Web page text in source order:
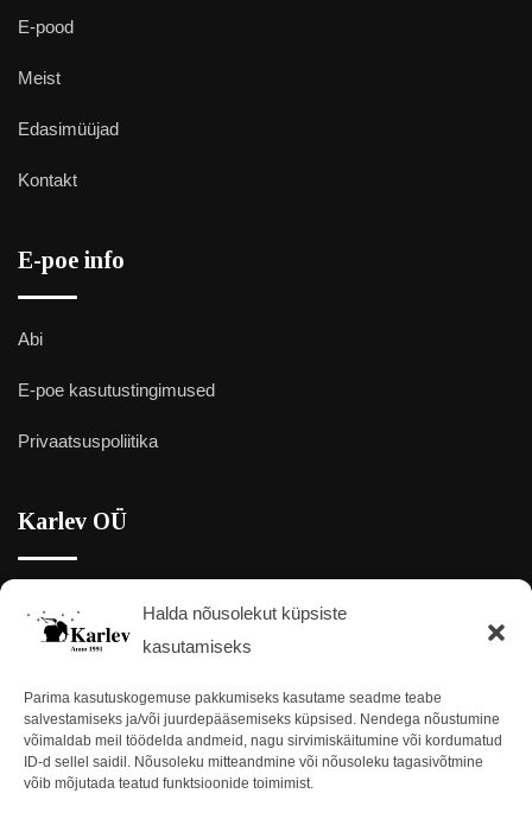
Halda nõusolekut küpsiste
kasutamiseks
Parima kasutuskogemuse pakkumiseks kasutame seadme teabe
salvestamiseks ja/või juurdepääsemiseks küpsised. Nendega nõustumine
võimaldab meil töödelda andmeid, nagu sirvimiskäitumine või kordumatud
ID-d sellel saidil. Nõusoleku mitteandmine või nõusoleku tagasivõtmine
võib mõjutada teatud funktsioonide toimimist.
E-pood
Meist
Edasimüüjad
Kontakt
E-poe info
Abi
E-poe kasutustingimused
Privaatsuspoliitika
Karlev OÜ
Elektroni 2, Kristiine linnaosa, Tallinn 13415
Kaart:Google Maps
+372 657 9687
karlev@kristall.ee